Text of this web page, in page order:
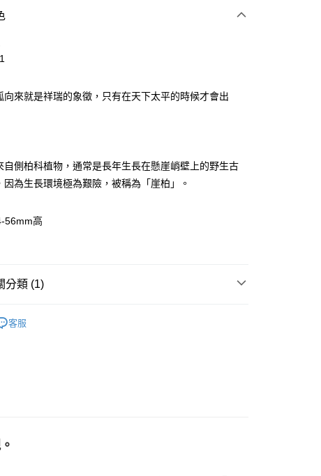
付款
，滿NT$3,000(含以上)免運費
，滿NT$3,000(含以上)免運費
自取
向來就是祥瑞的象徵，只有在天下太平的時候才會出
自側柏科植物，通常是長年生長在懸崖峭壁上的野生古
因為生長環境極為艱險，被稱為「崖柏」。
56mm高
分類 (1)
客服